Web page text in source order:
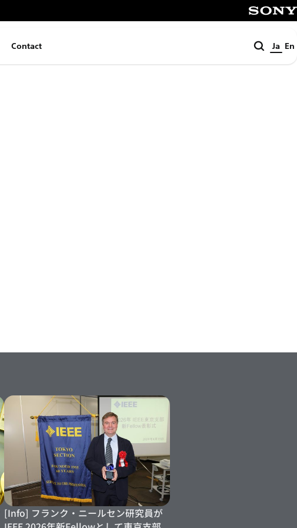
Contact
検
索
Ja En
[Info] フランク・ニールセン研究員が